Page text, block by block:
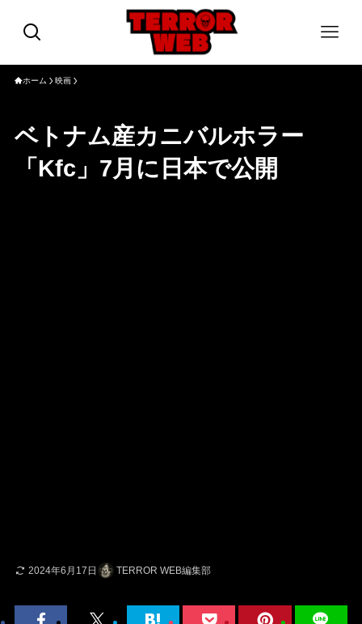
ホーム 映画
ベトナム産カニバルホラー
「Kfc」7月に日本で公開
2024年6月17日 TERROR WEB編集部